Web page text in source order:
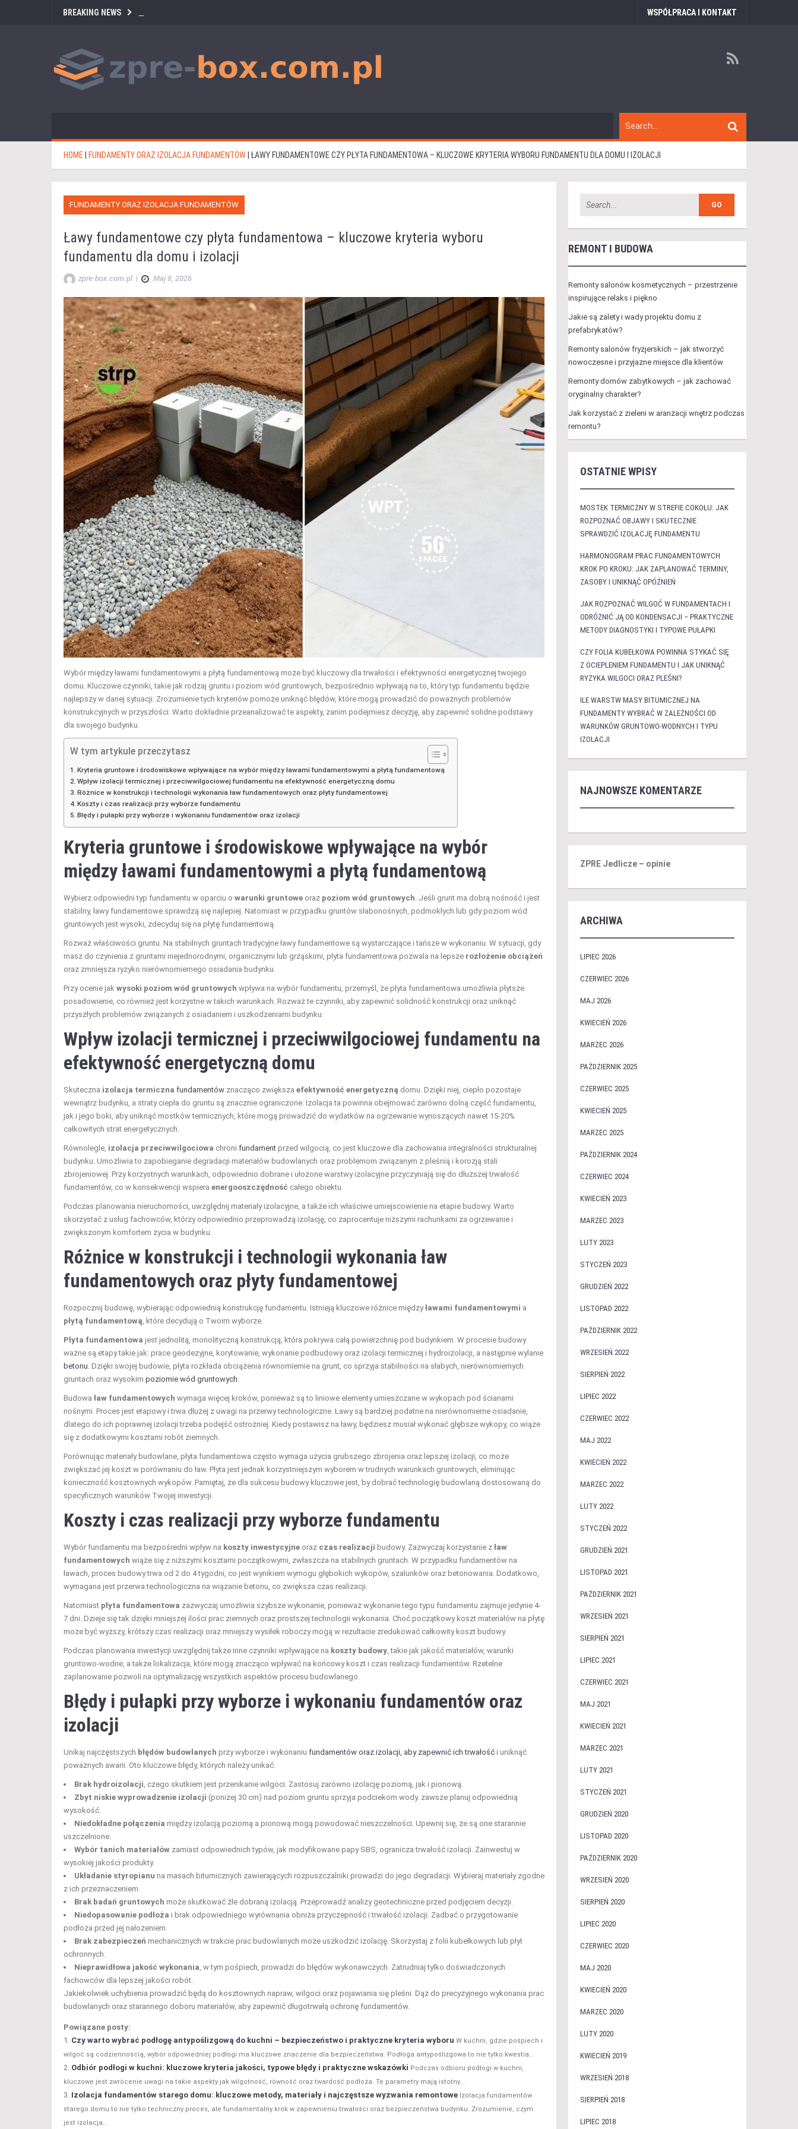
BREAKING NEWS WSPÓŁPRACA I KONTAKT
HOME FUNDAMENTY ORAZ IZOLACJA FUNDAMENTÓW ŁAWY FUNDAMENTOWE CZY PŁYTA FUNDAMENTOWA – KLUCZOWE KRYTERIA WYBORU FUNDAMENTU DLA DOMU I IZOLACJI
FUNDAMENTY ORAZ IZOLACJA FUNDAMENTÓW
Ławy fundamentowe czy płyta fundamentowa – kluczowe kryteria wyboru
fundamentu dla domu i izolacji
zpre-box.com.pl | Maj 8, 2026
Wybór między ławami fundamentowymi a płytą fundamentową może być kluczowy dla trwałości i efektywności energetycznej twojego
domu. Kluczowe czynniki, takie jak rodzaj gruntu i poziom wód gruntowych, bezpośrednio wpływają na to, który typ fundamentu będzie
najlepszy w danej sytuacji. Zrozumienie tych kryteriów pomoże uniknąć błędów, które mogą prowadzić do poważnych problemów
konstrukcyjnych w przyszłości. Warto dokładnie przeanalizować te aspekty, zanim podejmiesz decyzję, aby zapewnić solidne podstawy
dla swojego budynku.
W tym artykule przeczytasz
Kryteria gruntowe i środowiskowe wpływające na wybór między ławami fundamentowymi a płytą fundamentową
Wpływ izolacji termicznej i przeciwwilgociowej fundamentu na efektywność energetyczną domu
Różnice w konstrukcji i technologii wykonania ław fundamentowych oraz płyty fundamentowej
Koszty i czas realizacji przy wyborze fundamentu
Błędy i pułapki przy wyborze i wykonaniu fundamentów oraz izolacji
Kryteria gruntowe i środowiskowe wpływające na wybór
między ławami fundamentowymi a płytą fundamentową
Wybierz odpowiedni typ fundamentu w oparciu o warunki gruntowe oraz poziom wód gruntowych. Jeśli grunt ma dobrą nośność i jest
stabilny, ławy fundamentowe sprawdzą się najlepiej. Natomiast w przypadku gruntów słabonośnych, podmokłych lub gdy poziom wód
gruntowych jest wysoki, zdecyduj się na płytę fundamentową.
Rozważ właściwości gruntu. Na stabilnych gruntach tradycyjne ławy fundamentowe są wystarczające i tańsze w wykonaniu. W sytuacji, gdy
masz do czynienia z gruntami niejednorodnymi, organicznymi lub grząskimi, płyta fundamentowa pozwala na lepsze rozłożenie obciążeń
oraz zmniejsza ryzyko nierównomiernego osiadania budynku.
Przy ocenie jak wysoki poziom wód gruntowych wpływa na wybór fundamentu, przemyśl, że płyta fundamentowa umożliwia płytsze
posadowienie, co również jest korzystne w takich warunkach. Rozważ te czynniki, aby zapewnić solidność konstrukcji oraz uniknąć
przyszłych problemów związanych z osiadaniem i uszkodzeniami budynku.
Wpływ izolacji termicznej i przeciwwilgociowej fundamentu na
efektywność energetyczną domu
Skuteczna izolacja termiczna fundamentów znacząco zwiększa efektywność energetyczną domu. Dzięki niej, ciepło pozostaje
wewnątrz budynku, a straty ciepła do gruntu są znacznie ograniczone. Izolacja ta powinna obejmować zarówno dolną część fundamentu,
jak i jego boki, aby uniknąć mostków termicznych, które mogą prowadzić do wydatków na ogrzewanie wynoszących nawet 15-20%
całkowitych strat energetycznych.
Równolegle, izolacja przeciwwilgociowa chroni fundament przed wilgocią, co jest kluczowe dla zachowania integralności strukturalnej
budynku. Umożliwia to zapobieganie degradacji materiałów budowlanych oraz problemom związanym z pleśnią i korozją stali
zbrojeniowej. Przy korzystnych warunkach, odpowiednio dobrane i ułożone warstwy izolacyjne przyczyniają się do dłuższej trwałość
fundamentów, co w konsekwencji wspiera energooszczędność całego obiektu.
Podczas planowania nieruchomości, uwzględnij materiały izolacyjne, a także ich właściwe umiejscowienie na etapie budowy. Warto
skorzystać z usług fachowców, którzy odpowiednio przeprowadzą izolację, co zaprocentuje niższymi rachunkami za ogrzewanie i
zwiększonym komfortem życia w budynku.
Różnice w konstrukcji i technologii wykonania ław
fundamentowych oraz płyty fundamentowej
Rozpocznij budowę, wybierając odpowiednią konstrukcję fundamentu. Istnieją kluczowe różnice międzyławami fundamentowymi a
płytą fundamentową, które decydują o Twoim wyborze.
Płyta fundamentowa jest jednolitą, monolityczną konstrukcją, która pokrywa całą powierzchnię pod budynkiem. W procesie budowy
ważne są etapy takie jak: prace geodezyjne, korytowanie, wykonanie podbudowy oraz izolacji termicznej i hydroizolacji, a następnie wylanie
betonu. Dzięki swojej budowie, płyta rozkłada obciążenia równomiernie na grunt, co sprzyja stabilności na słabych, nierównomiernych
gruntach oraz wysokim poziomie wód gruntowych.
Budowa ław fundamentowych wymaga więcej kroków, ponieważ są to liniowe elementy umieszczane w wykopach pod ścianami
nośnymi. Proces jest etapowy i trwa dłużej z uwagi na przerwy technologiczne. Ławy są bardziej podatne na nierównomierne osiadanie,
dlatego do ich poprawnej izolacji trzeba podejść ostrożniej. Kiedy postawisz na ławy, będziesz musiał wykonać głębsze wykopy, co wiąże
się z dodatkowymi kosztami robót ziemnych.
Porównując materiały budowlane, płyta fundamentowa często wymaga użycia grubszego zbrojenia oraz lepszej izolacji, co może
zwiększać jej koszt w porównaniu do ław. Płyta jest jednak korzystniejszym wyborem w trudnych warunkach gruntowych, eliminując
konieczność kosztownych wykopów. Pamiętaj, że dla sukcesu budowy kluczowe jest, by dobrać technologię budowlaną dostosowaną do
specyficznych warunków Twojej inwestycji.
Koszty i czas realizacji przy wyborze fundamentu
Wybór fundamentu ma bezpośredni wpływ na koszty inwestycyjne oraz czas realizacji budowy. Zazwyczaj korzystanie z ław
fundamentowych wiąże się z niższymi kosztami początkowymi, zwłaszcza na stabilnych gruntach. W przypadku fundamentów na
ławach, proces budowy trwa od 2 do 4 tygodni, co jest wynikiem wymogu głębokich wykopów, szalunków oraz betonowania. Dodatkowo,
wymagana jest przerwa technologiczna na wiązanie betonu, co zwiększa czas realizacji.
Natomiast płyta fundamentowa zazwyczaj umożliwia szybsze wykonanie, ponieważ wykonanie tego typu fundamentu zajmuje jedynie 4-
7 dni. Dzieje się tak dzięki mniejszej ilości prac ziemnych oraz prostszej technologii wykonania. Choć początkowy koszt materiałów na płytę
może być wyższy, krótszy czas realizacji oraz mniejszy wysiłek roboczy mogą w rezultacie zredukować całkowity koszt budowy.
Podczas planowania inwestycji uwzględnij także inne czynniki wpływające na koszty budowy, takie jak jakość materiałów, warunki
gruntowo-wodne, a także lokalizacja, które mogą znacząco wpływać na końcowy koszt i czas realizacji fundamentów. Rzetelne
zaplanowanie pozwoli na optymalizację wszystkich aspektów procesu budowlanego.
Błędy i pułapki przy wyborze i wykonaniu fundamentów oraz
izolacji
Unikaj najczęstszych błędów budowlanych przy wyborze i wykonaniu fundamentów oraz izolacji, aby zapewnić ich trwałość i uniknąć
poważnych awarii. Oto kluczowe błędy, których należy unikać:
Brak hydroizolacji, czego skutkiem jest przenikanie wilgoci. Zastosuj zarówno izolację poziomą, jak i pionową.
Zbyt niskie wyprowadzenie izolacji (poniżej 30 cm) nad poziom gruntu sprzyja podciekom wody. zawsze planuj odpowiednią
wysokość.
Niedokładne połączenia między izolacją poziomą a pionową mogą powodować nieszczelności. Upewnij się, że są one starannie
uszczelnione.
Wybór tanich materiałów zamiast odpowiednich typów, jak modyfikowane papy SBS, ogranicza trwałość izolacji. Zainwestuj w
wysokiej jakości produkty.
Układanie styropianu na masach bitumicznych zawierających rozpuszczalniki prowadzi do jego degradacji. Wybieraj materiały zgodne
z ich przeznaczeniem.
Brak badań gruntowych może skutkować źle dobraną izolacją. Przeprowadź analizy geotechniczne przed podjęciem decyzji.
Niedopasowanie podłoża i brak odpowiedniego wyrównania obniża przyczepność i trwałość izolacji. Zadbać o przygotowanie
podłoża przed jej nałożeniem.
Brak zabezpieczeń mechanicznych w trakcie prac budowlanych może uszkodzić izolację. Skorzystaj z folii kubełkowych lub płyt
ochronnych.
Nieprawidłowa jakość wykonania, w tym pośpiech, prowadzi do błędów wykonawczych. Zatrudniaj tylko doświadczonych
fachowców dla lepszej jakości robót.
Jakiekolwiek uchybienia prowadzić będą do kosztownych napraw, wilgoci oraz pojawiania się pleśni. Dąż do precyzyjnego wykonania prac
budowlanych oraz starannego doboru materiałów, aby zapewnić długotrwałą ochronę fundamentów.
Powiązane posty:
Czy warto wybrać podłogę antypoślizgową do kuchni – bezpieczeństwo i praktyczne kryteria wyboru W kuchni, gdzie pośpiech i
wilgoć są codziennością, wybór odpowiedniej podłogi ma kluczowe znaczenie dla bezpieczeństwa. Podłoga antypoślizgowa to nie tylko kwestia...
Odbiór podłogi w kuchni: kluczowe kryteria jakości, typowe błędy i praktyczne wskazówki Podczas odbioru podłogi w kuchni,
kluczowe jest zwrócenie uwagi na takie aspekty jak wilgotność, równość oraz twardość podłoża. Te parametry mają istotny...
Izolacja fundamentów starego domu: kluczowe metody, materiały i najczęstsze wyzwania remontowe Izolacja fundamentów
starego domu to nie tylko techniczny proces, ale fundamentalny krok w zapewnieniu trwałości oraz bezpieczeństwa budynku. Zrozumienie, czym
jest izolacja...
REMONT I BUDOWA
Remonty salonów kosmetycznych – przestrzenie
inspirujące relaks i piękno
Jakie są zalety i wady projektu domu z
prefabrykatów?
Remonty salonów fryzjerskich – jak stworzyć
nowoczesne i przyjazne miejsce dla klientów
Remonty domów zabytkowych – jak zachować
oryginalny charakter?
Jak korzystać z zieleni w aranżacji wnętrz podczas
remontu?
OSTATNIE WPISY
MOSTEK TERMICZNY W STREFIE COKOŁU: JAK
ROZPOZNAĆ OBJAWY I SKUTECZNIE
SPRAWDZIĆ IZOLACJĘ FUNDAMENTU
HARMONOGRAM PRAC FUNDAMENTOWYCH
KROK PO KROKU: JAK ZAPLANOWAĆ TERMINY,
ZASOBY I UNIKNĄĆ OPÓŹNIEŃ
JAK ROZPOZNAĆ WILGOĆ W FUNDAMENTACH I
ODRÓŻNIĆ JĄ OD KONDENSACJI – PRAKTYCZNE
METODY DIAGNOSTYKI I TYPOWE PUŁAPKI
CZY FOLIA KUBEŁKOWA POWINNA STYKAĆ SIĘ
Z OCIEPLENIEM FUNDAMENTU I JAK UNIKNĄĆ
RYZYKA WILGOCI ORAZ PLEŚNI?
ILE WARSTW MASY BITUMICZNEJ NA
FUNDAMENTY WYBRAĆ W ZALEŻNOŚCI OD
WARUNKÓW GRUNTOWO-WODNYCH I TYPU
IZOLACJI
NAJNOWSZE KOMENTARZE
ZPRE Jedlicze – opinie
ARCHIWA
LIPIEC 2026
CZERWIEC 2026
MAJ 2026
KWIECIEŃ 2026
MARZEC 2026
PAŹDZIERNIK 2025
CZERWIEC 2025
KWIECIEŃ 2025
MARZEC 2025
PAŹDZIERNIK 2024
CZERWIEC 2024
KWIECIEŃ 2023
MARZEC 2023
LUTY 2023
STYCZEŃ 2023
GRUDZIEŃ 2022
LISTOPAD 2022
PAŹDZIERNIK 2022
WRZESIEŃ 2022
SIERPIEŃ 2022
LIPIEC 2022
CZERWIEC 2022
MAJ 2022
KWIECIEŃ 2022
MARZEC 2022
LUTY 2022
STYCZEŃ 2022
GRUDZIEŃ 2021
LISTOPAD 2021
PAŹDZIERNIK 2021
WRZESIEŃ 2021
SIERPIEŃ 2021
LIPIEC 2021
CZERWIEC 2021
MAJ 2021
KWIECIEŃ 2021
MARZEC 2021
LUTY 2021
STYCZEŃ 2021
GRUDZIEŃ 2020
LISTOPAD 2020
PAŹDZIERNIK 2020
WRZESIEŃ 2020
SIERPIEŃ 2020
LIPIEC 2020
CZERWIEC 2020
MAJ 2020
KWIECIEŃ 2020
MARZEC 2020
LUTY 2020
KWIECIEŃ 2019
WRZESIEŃ 2018
SIERPIEŃ 2018
LIPIEC 2018